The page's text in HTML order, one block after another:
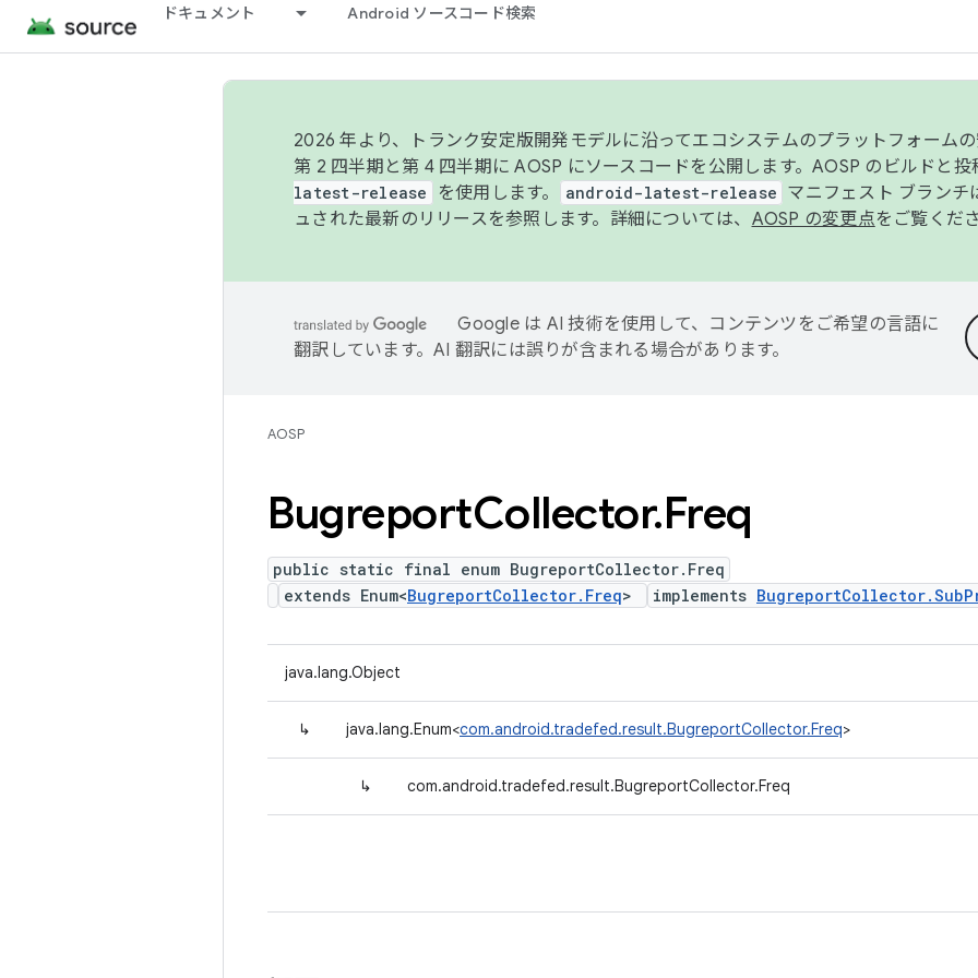
ドキュメント Android ソースコード検索
2026 年より、トランク安定版開発モデルに沿ってエコシステムのプラットフォームの
第 2 四半期と第 4 四半期に AOSP にソースコードを公開します。AOSP のビルドと投
latest-release
を使用します。 android-latest-release マニフェスト ブランチ
ュされた最新のリリースを参照します。詳細については、 AOSP の変更点をご覧くだ
Google は AI 技術を使用して、コンテンツをご希望の言語に
翻訳しています。AI 翻訳には誤りが含まれる場合があります。
AOSP
BugreportCollector.Freq
public static final enum BugreportCollector.Freq
extends Enum<BugreportCollector.Freq> implements
java.lang.Object
↳ java.lang.Enum<com.android.tradefed.result.BugreportCollector.Freq>
↳ com.android.tradefed.result.BugreportCollector.Freq